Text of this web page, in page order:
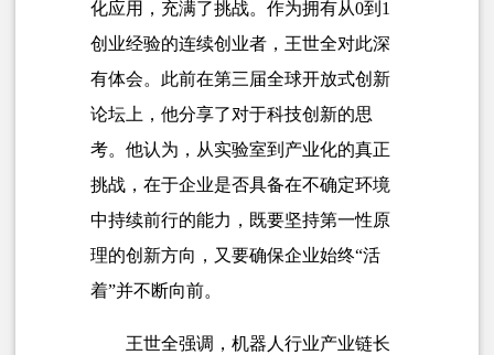
化应用，充满了挑战。作为拥有从0到1
创业经验的连续创业者，王世全对此深
有体会。此前在第三届全球开放式创新
论坛上，他分享了对于科技创新的思
考。他认为，从实验室到产业化的真正
挑战，在于企业是否具备在不确定环境
中持续前行的能力，既要坚持第一性原
理的创新方向，又要确保企业始终“活
着”并不断向前。
王世全强调，机器人行业产业链长